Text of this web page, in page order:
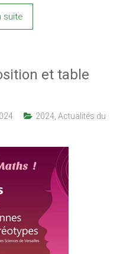
suite
et table
2024 ,Actualités du